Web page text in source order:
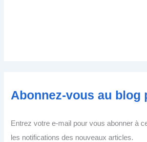
Abonnez-vous au blog
Entrez votre e-mail pour vous abonner à
les notifications des nouveaux articles.